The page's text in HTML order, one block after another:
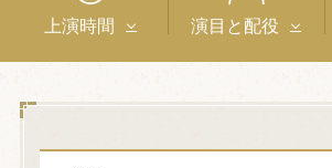
上演時間 演目と配役